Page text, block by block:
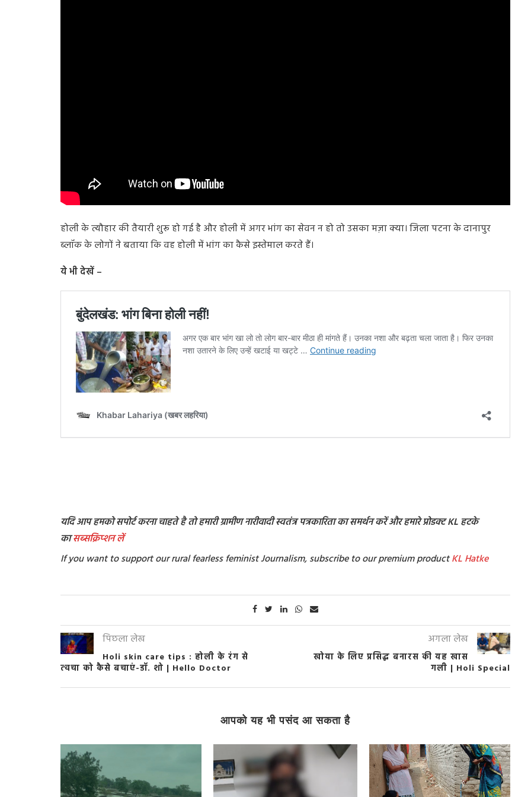
होली के त्यौहार की तैयारी शुरू हो गई है और होली में अगर भांग का सेवन न हो तो उसका मज़ा क्या। जिला पटना के दानापुर
ब्लॉक के लोगों ने बताया कि वह होली में भांग का कैसे इस्तेमाल करते हैं।
ये भी देखें –
यदि आप हमको सपोर्ट करना चाहते है तो हमारी ग्रामीण नारीवादी स्वतंत्र पत्रकारिता का समर्थन करें और हमारे प्रोडक्ट KL हटके
कासब्सक्रिप्शनलें
If you want to support our rural fearless feminist Journalism, subscribe to our premium productKL Hatke
पिछला लेख
Holi skin care tips : होली के रंग से
त्‍वचा को कैसे बचाएं-डॉ. शो | Hello Doctor
अगला लेख
खोया के लिए प्रसिद्ध बनारस की यह खास
गली | Holi Special
आपको यह भी पसंद आ सकता है